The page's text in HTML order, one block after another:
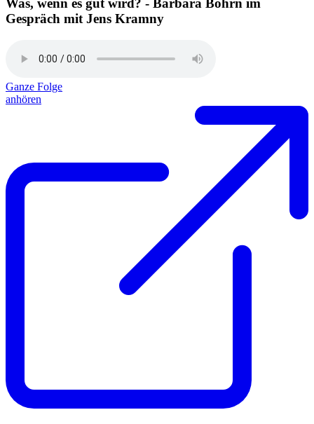
Was, wenn es gut wird? - Barbara Bohrn im
Gespräch mit Jens Kramny
Ganze Folge
anhören